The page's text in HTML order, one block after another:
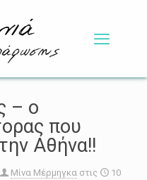
– ο
που
Αθήνα!!
Μίνα Μέρμηγκα στις
10